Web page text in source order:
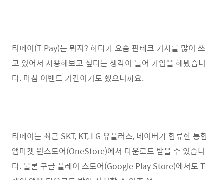
티페이(T Pay)는 뭐지? 하다가 요즘 핀테크 기사를 많이 쓰
고 있어서 사용해보고 싶다는 생각이 들어 가입을 해봤습니
다. 마침 이벤트 기간이기도 했으니까요.
티페이는 최근 SKT, KT, LG 유플러스, 네이버가 합류한 통합
앱마켓 원스토어(OneStore)에서 다운로드 받을 수 있습니
다. 물론 구글 플레이 스토어(Google Play Store)에서도 T